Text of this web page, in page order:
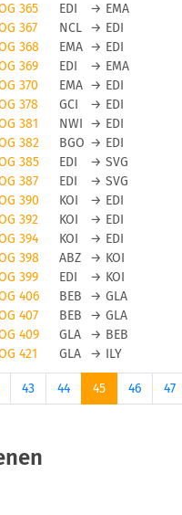
365 EDI → EMA
367 NCL → EDI
368 EMA → EDI
369 EDI → EMA
370 EMA → EDI
378 GCI → EDI
381 NWI → EDI
382 BGO → EDI
385 EDI → SVG
387 EDI → SVG
390 KOI → EDI
392 KOI → EDI
394 KOI → EDI
398 ABZ → KOI
399 EDI → KOI
406 BEB → GLA
407 BEB → GLA
409 GLA → BEB
421 GLA → ILY
43 44 45 46 47